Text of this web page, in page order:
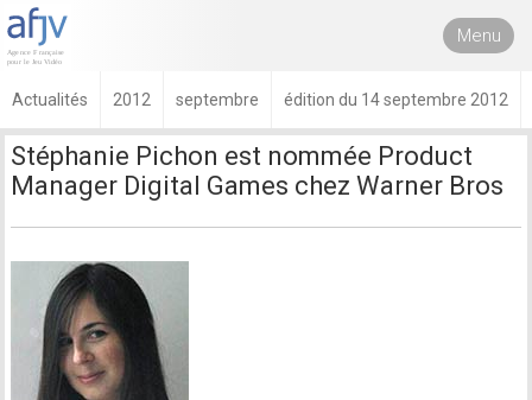
Menu
Actualités 2012 septembre édition du 14 septembre 2012
Stéphanie Pichon est nommée Product
Manager Digital Games chez Warner Bros